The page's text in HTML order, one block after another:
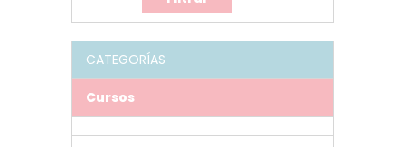
CATEGORÍAS
Cursos